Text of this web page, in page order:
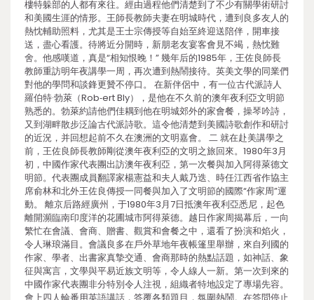
樓特躲部的人都有來往。經由過程他們清楚到了不少有關學術研討
和美國生涯的情形。王師長教師夫妻在明城時代，遭到良多友人的
熱忱輔助照料，尤其是王士宗傳授等自始至終迎送陪伴，開車接
送，盡心看護。待將近分開時，新朋老友宴客會見不竭，熱忱難
舍。他感嘆道，真是“相知恨晚！” 幾年后的1985年，王佐良師長
教師重訪明年夜講學一周，再次遭到熱鬧接待。英美文學的同業們
對他的學問和談鋒更贊不停口。 在新伴侶中，有一位古代派詩人
羅伯特·勃萊（Rob⁃ert Bly），是他在不久前的澳年夜利亞文明節
熟悉的。勃萊約請他們佳耦到他在明城郊外的家會餐，操琴吟詩，
又到湖畔散步泛論古代派詩歌。這令他清楚到美國詩歌創作和研討
的近況，并回想起前不久在澳洲的文明嘉會。 二 就在赴美講學之
前，王佐良師長教師剛從澳年夜利亞的文明之旅回來。1980年3月
初，中國作家代表團出訪澳年夜利亞，第一次餐與加入阿得萊德文
明節。代表團成員翻譯家楊憲益和夫人戴乃迭、時任江西省作協主
席俞林和北外王佐良傳授一同餐與加入了文明節的國際“作家周”運
動。 離京后路經廣州，于1980年3月7日抵澳年夜利亞悉尼，起色
離開瀕臨南印度洋的花圃城市阿得萊德。越日作家周揭幕后，一向
繁忙在會議、會商、贈書、觀賞和會餐之中，還看了扮演和焰火，
令人琳琅滿目。會議良多在戶外草地年夜帳篷里舉辦，來自列國的
作家、學者、出書家真摯交通、會商那時的熱點話題，如神話、象
征與寓言，文學與平易近族文明等，令人線人一新。第一次到來的
中國作家代表團非分特別令人注視，組織者特地設定了專場先容。